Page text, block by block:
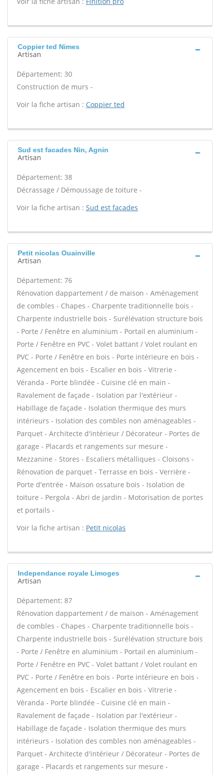
Coppier ted Nimes
Artisan
Département: 30
Construction de murs -
Voir la fiche artisan : Coppier ted
Sud est facades Nin, Agnin
Artisan
Département: 38
Décrassage / Démoussage de toiture -
Voir la fiche artisan : Sud est facades
Petit nicolas Ouainville
Artisan
Département: 76
Rénovation dappartement / de maison - Aménagement
de combles - Chapes - Charpente traditionnelle bois -
Charpente industrielle bois - Surélévation structure bois
- Porte / Fenêtre en aluminium - Portail en aluminium -
Porte / Fenêtre en PVC - Volet battant / Volet roulant en
PVC - Porte / Fenêtre en bois - Porte intérieure en bois -
Agencement en bois - Escalier en bois - Vitrerie -
Véranda - Porte blindée - Cuisine clé en main -
Ravalement de façade - Isolation par l'extérieur -
Habillage de façade - Isolation thermique des murs
intérieurs - Isolation des combles non aménageables -
Parquet - Architecte d'intérieur / Décorateur - Portes de
garage - Placards et rangements sur mesure -
Mezzanine - Stores - Escaliers métalliques - Cloisons -
Rénovation de parquet - Terrasse en bois - Verrière -
Porte d'entrée - Maison ossature bois - Isolation de
toiture - Pergola - Abri de jardin - Motorisation de portes
et portails -
Voir la fiche artisan : Petit nicolas
Independance royale Limoges
Artisan
Département: 87
Rénovation dappartement / de maison - Aménagement
de combles - Chapes - Charpente traditionnelle bois -
Charpente industrielle bois - Surélévation structure bois
- Porte / Fenêtre en aluminium - Portail en aluminium -
Porte / Fenêtre en PVC - Volet battant / Volet roulant en
PVC - Porte / Fenêtre en bois - Porte intérieure en bois -
Agencement en bois - Escalier en bois - Vitrerie -
Véranda - Porte blindée - Cuisine clé en main -
Ravalement de façade - Isolation par l'extérieur -
Habillage de façade - Isolation thermique des murs
intérieurs - Isolation des combles non aménageables -
Parquet - Architecte d'intérieur / Décorateur - Portes de
garage - Placards et rangements sur mesure -